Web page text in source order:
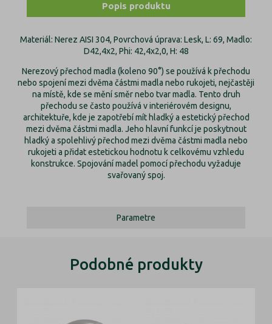
Popis produktu
Materiál: Nerez AISI 304, Povrchová úprava: Lesk, L: 69, Madlo:
D42,4x2, Phi: 42,4x2,0, H: 48
Nerezový přechod madla (koleno 90°) se používá k přechodu
nebo spojení mezi dvěma částmi madla nebo rukojeti, nejčastěji
na místě, kde se mění směr nebo tvar madla. Tento druh
přechodu se často používá v interiérovém designu,
architektuře, kde je zapotřebí mít hladký a estetický přechod
mezi dvěma částmi madla. Jeho hlavní funkcí je poskytnout
hladký a spolehlivý přechod mezi dvěma částmi madla nebo
rukojeti a přidat estetickou hodnotu k celkovému vzhledu
konstrukce. Spojování madel pomocí přechodu vyžaduje
svařovaný spoj.
Parametre
Podobné produkty